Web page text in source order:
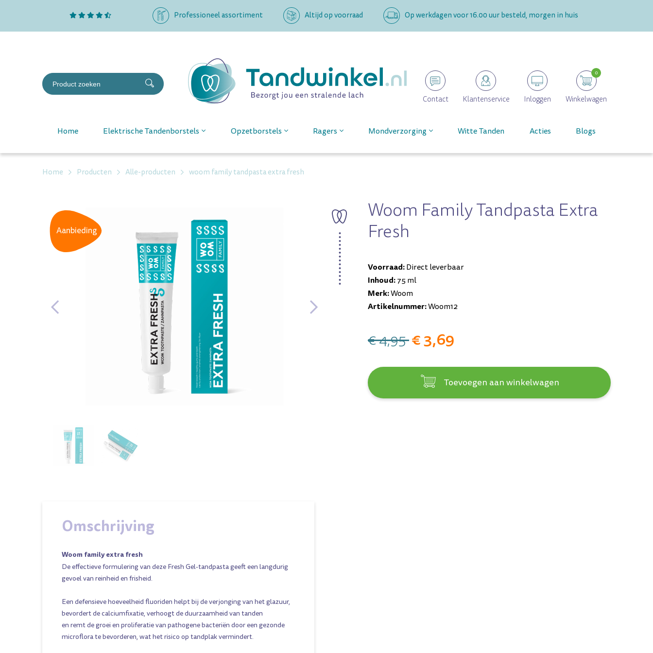
Professioneel assortiment Altijd op voorraad Op werkdagen voor 16.00 uur besteld, morgen in huis
Contact Klantenservice Inloggen Winkelwagen
0
Home Elektrische Tandenborstels Opzetborstels Ragers Mondverzorging Witte Tanden Acties Blogs
Home Producten Alle-producten woom family tandpasta extra fresh
Aanbieding
Woom Family Tandpasta Extra
Fresh
Voorraad:Direct leverbaar
Inhoud:75 ml
Merk:Woom
Artikelnummer:Woom12
€ 4,95€ 3,69
Toevoegen aan winkelwagen
Omschrijving
Woom family extra fresh
De effectieve formulering van deze Fresh Gel-tandpasta geeft een langdurig
gevoel van reinheid en frisheid.
Een defensieve hoeveelheid fluoriden helpt bij de verjonging van het glazuur,
bevordert de calciumfixatie, verhoogt de duurzaamheid van tanden
en remt de groei en proliferatie van pathogene bacteriën door een gezonde
microflora te bevorderen, wat het risico op tandplak vermindert.